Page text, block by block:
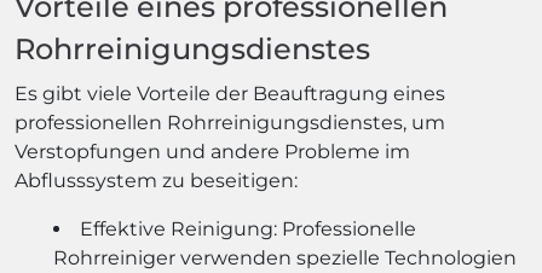
Rohrreinigungsdienstes
Es gibt viele Vorteile der Beauftragung eines
professionellen Rohrreinigungsdienstes, um
Verstopfungen und andere Probleme im
Abflusssystem zu beseitigen:
Effektive Reinigung: Professionelle
Rohrreiniger verwenden spezielle Technologien